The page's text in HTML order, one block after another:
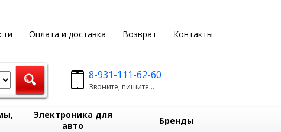
Оплата и доставка Возврат Контакты
8-931-111-62-60
Звоните, пишите...
Электроника для
авто
Бренды